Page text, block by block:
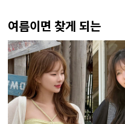
여름이면 찾게 되는